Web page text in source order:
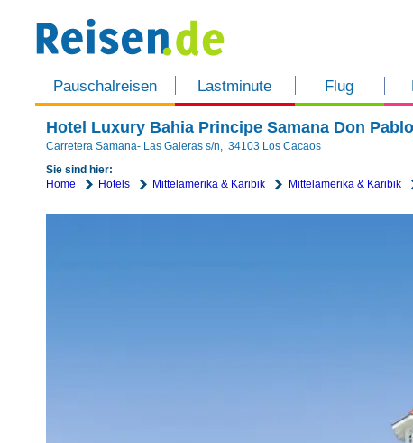
Pauschalreisen Lastminute Flug
Hotel Luxury Bahia Principe Samana Don
Carretera Samana- Las Galeras s/n, 34103 Los Cacaos
Sie sind hier:
Home
Hotels Mittelamerika & Karibik Mittelamerika & Karibik